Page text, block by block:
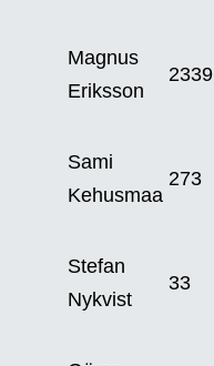
Magnus
Eriksson
2339
Sami
Kehusmaa
273
Stefan
Nykvist
33